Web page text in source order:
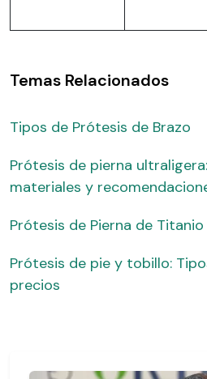
Temas Relacionados
Tipos de Prótesis de Brazo
Prótesis de pierna
materiales y
Prótesis de Pierna de Titanio
Prótesis de pie y tobillo:
precios